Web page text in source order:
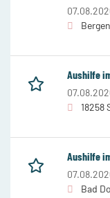
Aushilfe
18258
Aushilfe
Bad